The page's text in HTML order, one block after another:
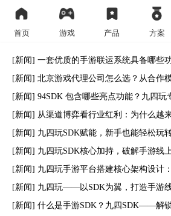
首页 游戏 产品 方案
[新闻] 一套优质的手游联运系统具备哪些
[新闻] 九四玩SDK赋能，新手也能轻松玩
[新闻] 九四玩SDK核心加持，破解手游线